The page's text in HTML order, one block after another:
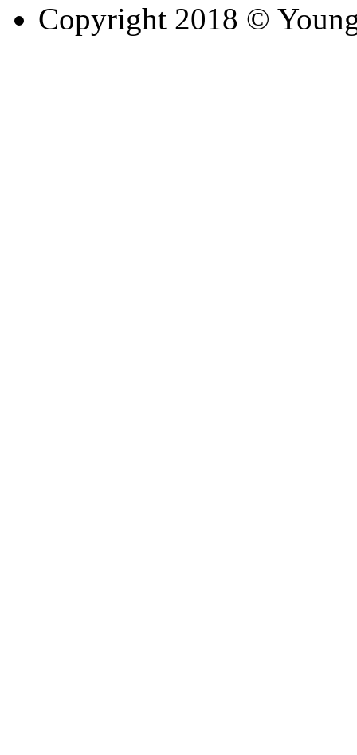
Copyright 2018 ©